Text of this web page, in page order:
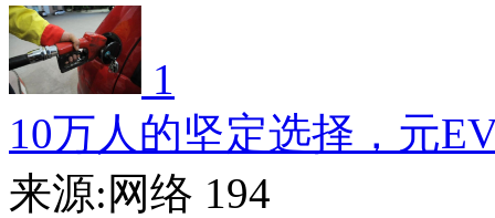
1
10万人的坚定选择，元
来源:网络 194